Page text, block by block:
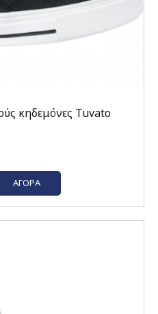
κηδεμόνες Tuvato
ΑΓΟΡΆ